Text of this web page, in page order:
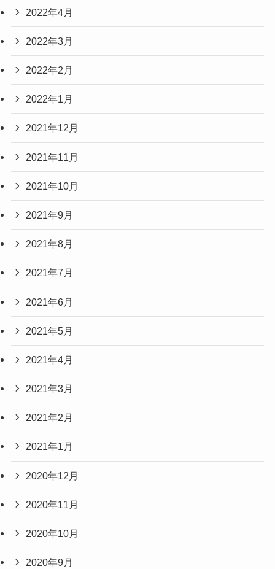
2022年4月
2022年3月
2022年2月
2022年1月
2021年12月
2021年11月
2021年10月
2021年9月
2021年8月
2021年7月
2021年6月
2021年5月
2021年4月
2021年3月
2021年2月
2021年1月
2020年12月
2020年11月
2020年10月
2020年9月